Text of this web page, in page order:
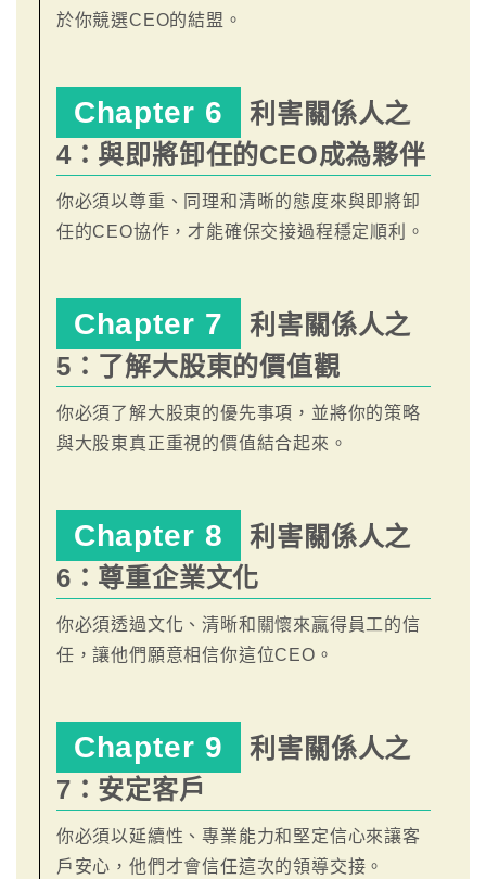
於你競選CEO的結盟。
Chapter 6
利害關係人之
4：與即將卸任的CEO成為夥伴
你必須以尊重、同理和清晰的態度來與即將卸
任的CEO協作，才能確保交接過程穩定順利。
Chapter 7
利害關係人之
5：了解大股東的價值觀
你必須了解大股東的優先事項，並將你的策略
與大股東真正重視的價值結合起來。
Chapter 8
利害關係人之
6：尊重企業文化
你必須透過文化、清晰和關懷來贏得員工的信
任，讓他們願意相信你這位CEO。
Chapter 9
利害關係人之
7：安定客戶
你必須以延續性、專業能力和堅定信心來讓客
戶安心，他們才會信任這次的領導交接。